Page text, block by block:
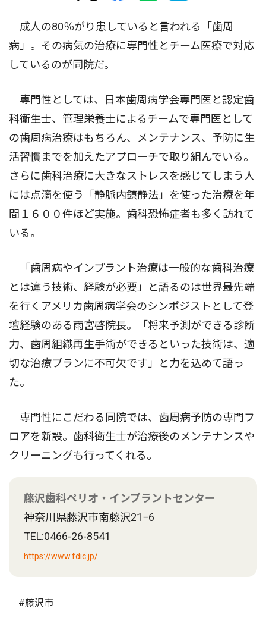
成人の80％がり患していると言われる「歯周
病」。その病気の治療に専門性とチーム医療で対応
しているのが同院だ。
専門性としては、日本歯周病学会専門医と認定歯
科衛生士、管理栄養士によるチームで専門医として
の歯周病治療はもちろん、メンテナンス、予防に生
活習慣までを加えたアプローチで取り組んでいる。
さらに歯科治療に大きなストレスを感じてしまう人
には点滴を使う「静脈内鎮静法」を使った治療を年
間１６００件ほど実施。歯科恐怖症者も多く訪れて
いる。
「歯周病やインプラント治療は一般的な歯科治療
とは違う技術、経験が必要」と語るのは世界最先端
を行くアメリカ歯周病学会のシンポジストとして登
壇経験のある雨宮啓院長。「将来予測ができる診断
力、歯周組織再生手術ができるといった技術は、適
切な治療プランに不可欠です」と力を込めて語っ
た。
専門性にこだわる同院では、歯周病予防の専門フ
ロアを新設。歯科衛生士が治療後のメンテナンスや
クリーニングも行ってくれる。
藤沢歯科ペリオ・インプラントセンター
神奈川県藤沢市南藤沢21−6
TEL:0466-26-8541
https://www.fdic.jp/
#藤沢市